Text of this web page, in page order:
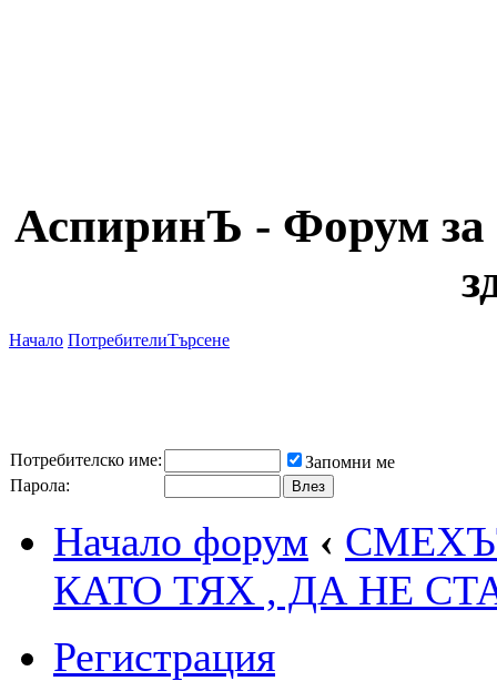
АспиринЪ - Форум за
Начало ПотребителиТърсене
Потребителско име:
Запомни ме
Парола:
Начало форум ‹
КАТО ТЯХ , ДА НЕ
Регистрация